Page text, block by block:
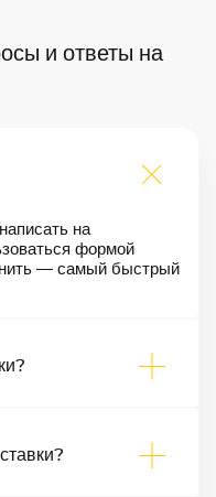
и ответы на
на
формой
— самый быстрый